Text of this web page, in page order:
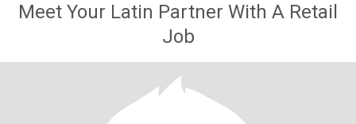
Meet Your Latin Partner With A Retail
Job